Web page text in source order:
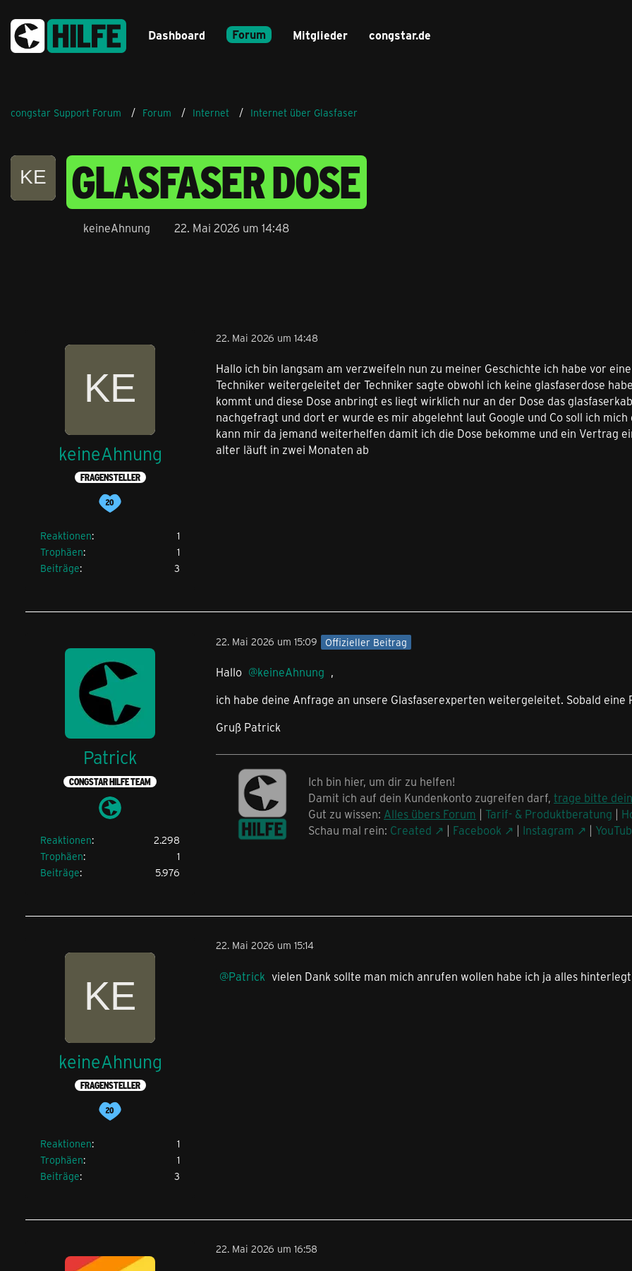
Dashboard Forum Mitglieder congstar.de
congstar Support Forum Forum Internet Internet über Glasfaser
GLASFASER DOSE
keineAhnung 22. Mai 2026 um 14:48
keineAhnung
FRAGENSTELLER
Reaktionen
1
Trophäen
1
Beiträge
3
22. Mai 2026 um 14:48
Hallo ich bin langsam am verzweifeln nun zu meiner Geschichte ich habe vor
Techniker weitergeleitet der Techniker sagte obwohl ich keine glasfaserdose
kommt und diese Dose anbringt es liegt wirklich nur an der Dose das
nachgefragt und dort er wurde es mir abgelehnt laut Google und Co soll ich
kann mir da jemand weiterhelfen damit ich die Dose bekomme und ein Vertrag
alter läuft in zwei Monaten ab
Patrick
CONGSTAR HILFE TEAM
Reaktionen
2.298
Trophäen
1
Beiträge
5.976
22. Mai 2026 um 15:09 Offizieller Beitrag
Hallo keineAhnung ,
ich habe deine Anfrage an unsere Glasfaserexperten weitergeleitet. Sobald
Gruß Patrick
Ich bin hier, um dir zu helfen!
Damit ich auf dein Kundenkonto zugreifen darf, trage bitte
Gut zu wissen: Alles übers Forum | Tarif- & Produktberatung |
Schau mal rein: Created | Facebook | Instagram |
keineAhnung
FRAGENSTELLER
Reaktionen
1
Trophäen
1
Beiträge
3
22. Mai 2026 um 15:14
Patrick vielen Dank sollte man mich anrufen wollen habe ich ja alles hinterlegt
22. Mai 2026 um 16:58